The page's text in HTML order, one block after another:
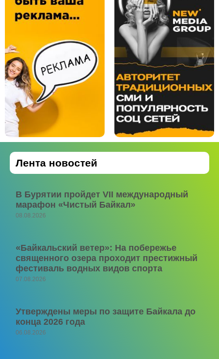
Лента новостей
В Бурятии пройдет VII международный
марафон «Чистый Байкал»
08.08.2026
«Байкальский ветер»: На побережье
священного озера проходит престижный
фестиваль водных видов спорта
07.08.2026
Утверждены меры по защите Байкала до
конца 2026 года
06.08.2026